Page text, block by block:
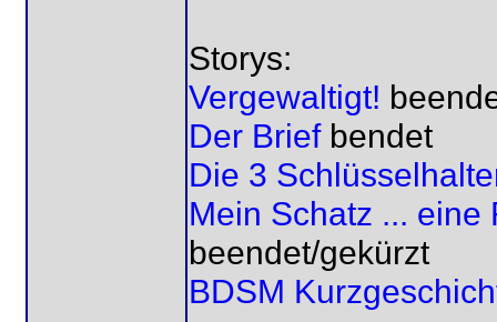
Storys:
Vergewaltigt!
Der Briefbendet
Die 3
Mein Schatz ... eine
beendet/gekürzt
BDSM